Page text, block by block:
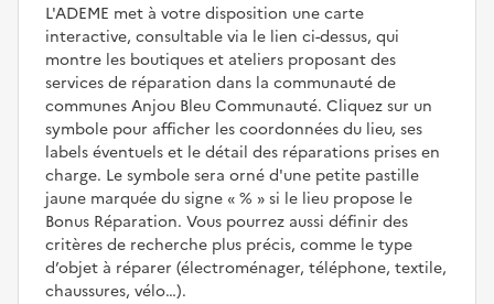
L'ADEME met à votre disposition une carte
interactive, consultable via le lien ci-dessus, qui
montre les boutiques et ateliers proposant des
services de réparation dans la communauté de
communes Anjou Bleu Communauté. Cliquez sur un
symbole pour afficher les coordonnées du lieu, ses
labels éventuels et le détail des réparations prises en
charge. Le symbole sera orné d'une petite pastille
jaune marquée du signe
%
si le lieu propose le
Bonus Réparation. Vous pourrez aussi définir des
critères de recherche plus précis, comme le type
d’objet à réparer (électroménager, téléphone, textile,
chaussures, vélo…).